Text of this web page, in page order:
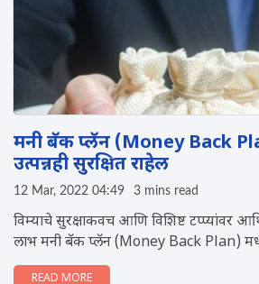
मनी बॅक प्लॅन (Money Back
उत्पन्नही सुरक्षित राहेल
12 Mar, 2022 04:49 3 mins read
विम्याचे सुरक्षाकवच आणि विशिष्ट टप्प्यांवर
लाभ मनी बॅक प्लॅन (Money Back Plan)
READ MORE